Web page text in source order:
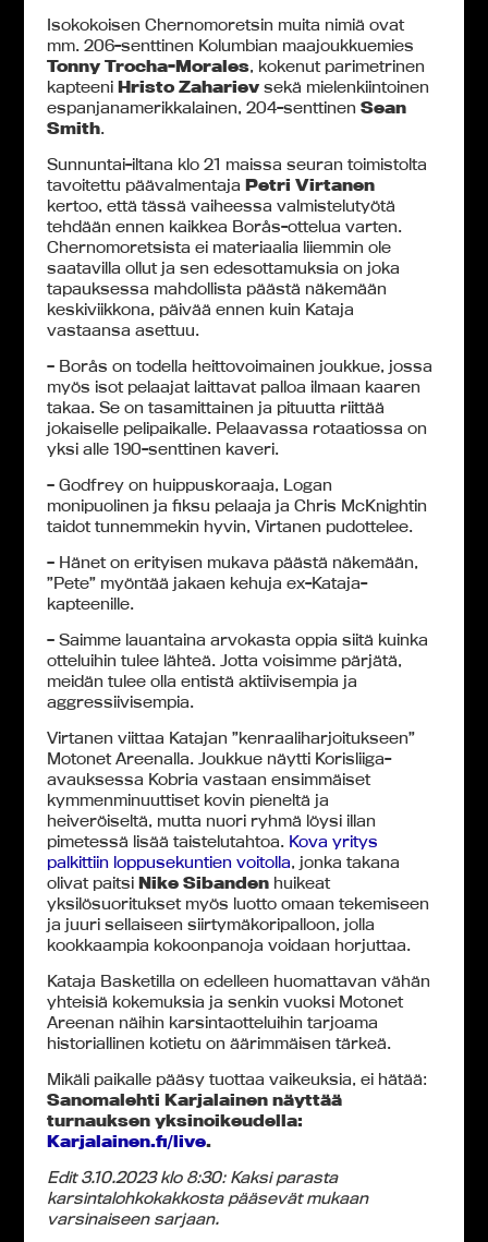
Isokokoisen Chernomoretsin muita nimiä ovat
mm. 206-senttinen Kolumbian maajoukkuemies
Tonny Trocha-Morales, kokenut parimetrinen
kapteeniHristo Zahariev sekä mielenkiintoinen
espanjanamerikkalainen, 204-senttinenSean
Smith.
Sunnuntai-iltana klo 21 maissa seuran toimistolta
tavoitettu päävalmentajaPetri Virtanen
kertoo, että tässä vaiheessa valmistelutyötä
tehdään ennen kaikkea Borås-ottelua varten.
Chernomoretsista ei materiaalia liiemmin ole
saatavilla ollut ja sen edesottamuksia on joka
tapauksessa mahdollista päästä näkemään
keskiviikkona, päivää ennen kuin Kataja
vastaansa asettuu.
– Borås on todella heittovoimainen joukkue, jossa
myös isot pelaajat laittavat palloa ilmaan kaaren
takaa. Se on tasamittainen ja pituutta riittää
jokaiselle pelipaikalle. Pelaavassa rotaatiossa on
yksi alle 190-senttinen kaveri.
– Godfrey on huippuskoraaja, Logan
monipuolinen ja fiksu pelaaja ja Chris McKnightin
taidot tunnemmekin hyvin, Virtanen pudottelee.
– Hänet on erityisen mukava päästä näkemään,
”Pete” myöntää jakaen kehuja ex-Kataja-
kapteenille.
– Saimme lauantaina arvokasta oppia siitä kuinka
otteluihin tulee lähteä. Jotta voisimme pärjätä,
meidän tulee olla entistä aktiivisempia ja
aggressiivisempia.
Virtanen viittaa Katajan ”kenraaliharjoitukseen”
Motonet Areenalla. Joukkue näytti Korisliiga-
avauksessa Kobria vastaan ensimmäiset
kymmenminuuttiset kovin pieneltä ja
heiveröiseltä, mutta nuori ryhmä löysi illan
pimetessä lisää taistelutahtoa. Kova yritys
palkittiin loppusekuntien voitolla, jonka takana
olivat paitsiNike Sibanden huikeat
yksilösuoritukset myös luotto omaan tekemiseen
ja juuri sellaiseen siirtymäkoripalloon, jolla
kookkaampia kokoonpanoja voidaan horjuttaa.
Kataja Basketilla on edelleen huomattavan vähän
yhteisiä kokemuksia ja senkin vuoksi Motonet
Areenan näihin karsintaotteluihin tarjoama
historiallinen kotietu on äärimmäisen tärkeä.
Mikäli paikalle pääsy tuottaa vaikeuksia, ei hätää:
Sanomalehti Karjalainen näyttää
turnauksen yksinoikeudella:
Karjalainen.fi/live.
Edit 3.10.2023 klo 8:30: Kaksi parasta
karsintalohkokakkosta pääsevät mukaan
varsinaiseen sarjaan.